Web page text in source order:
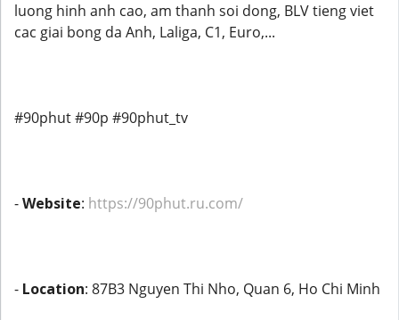
luong hinh anh cao, am thanh soi dong, BLV tieng viet
cac giai bong da Anh, Laliga, C1, Euro,...
#90phut #90p #90phut_tv
-Website: https://90phut.ru.com/
- Location: 87B3 Nguyen Thi Nho, Quan 6, Ho Chi Minh